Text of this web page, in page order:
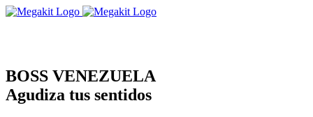
BOSS VENEZUELA
Agudiza tus sentidos